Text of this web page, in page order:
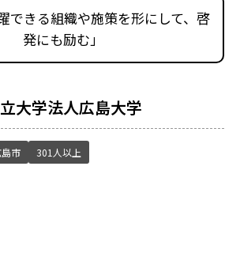
できる組織や施策を形にして、啓
発にも励む」
大学法人広島大学
市
301人以上